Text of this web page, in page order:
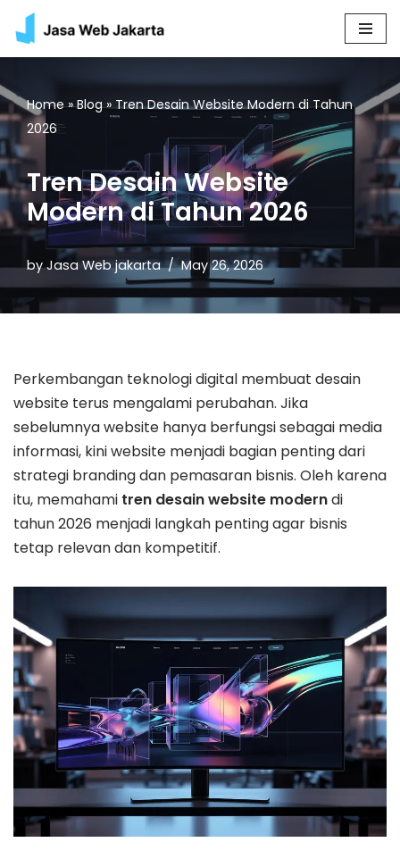
Skip
content
Home»Blog» Tren Desain Website Modern di Tahun
2026
Tren Desain Website
Modern di Tahun 2026
byJasa Web jakarta May 26, 2026
Perkembangan teknologi digital membuat desain
website terus mengalami perubahan. Jika
sebelumnya website hanya berfungsi sebagai media
informasi, kini website menjadi bagian penting dari
strategi branding dan pemasaran bisnis. Oleh karena
itu, memahami tren desain website moderndi
tahun 2026 menjadi langkah penting agar bisnis
tetap relevan dan kompetitif.